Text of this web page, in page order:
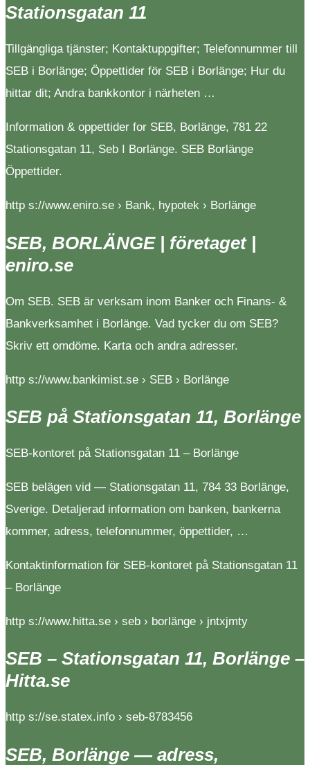
Stationsgatan 11
Tillgängliga tjänster; Kontaktuppgifter; Telefonnummer till
SEB i Borlänge; Öppettider för SEB i Borlänge; Hur du
hittar dit; Andra bankkontor i närheten …
Information & oppettider for SEB, Borlänge, 781 22
Stationsgatan 11, Seb I Borlänge. SEB Borlänge
Öppettider.
http s://www.eniro.se › Bank, hypotek › Borlänge
SEB, BORLÄNGE | företaget |
eniro.se
Om SEB. SEB är verksam inom Banker och Finans- &
Bankverksamhet i Borlänge. Vad tycker du om SEB?
Skriv ett omdöme. Karta och andra adresser.
http s://www.bankimist.se › SEB › Borlänge
SEB på Stationsgatan 11, Borlänge
SEB-kontoret på Stationsgatan 11 – Borlänge
SEB belägen vid — Stationsgatan 11, 784 33 Borlänge,
Sverige. Detaljerad information om banken, bankerna
kommer, adress, telefonnummer, öppettider, …
Kontaktinformation för SEB-kontoret på Stationsgatan 11
– Borlänge
http s://www.hitta.se › seb › borlänge › jntxjmty
SEB – Stationsgatan 11, Borlänge –
Hitta.se
http s://se.statex.info › seb-8783456
SEB, Borlänge — adress,